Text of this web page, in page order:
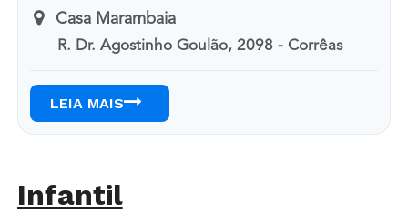
Casa Marambaia
R. Dr. Agostinho Goulão, 2098 - Corrêas
LEIA MAIS
Infantil